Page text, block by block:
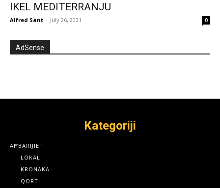
IKEL MEDITERRANJU
Alfred Sant - July 26, 2021 0
AdSense
Kategoriji
AĦBARIJIET
LOKALI
KRONAKA
QORTI